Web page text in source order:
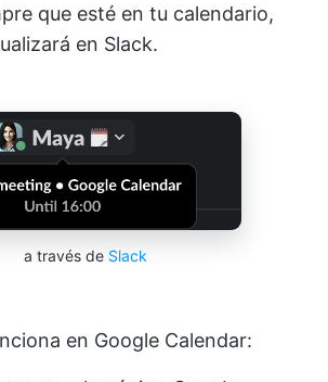
que esté en tu calendario,
en Slack.
a través de Slack
en Google Calendar: